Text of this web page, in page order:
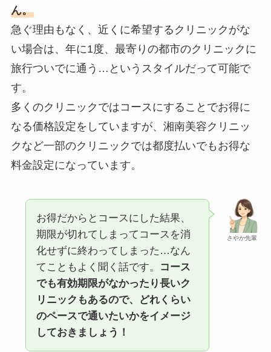
ん。
急ぐ理由もなく、近くに希望するクリニックがな
い場合は、年に1度、最寄りの都市のクリニックに
旅行ついでに通う…というスタイルだって可能で
す。
多くのクリニックではコースにすることでお得に
なる価格設定をしていますが、湘南美容クリニッ
クなど一部のクリニックでは都度払いでもお得な
料金設定になっています。
さやか先輩
お得だからとコースにした結果、
期限が切れてしまってコースを消
化せずに終わってしまった…なん
てこともよく聞く話です。
コース
でも有効期限がなかったり長いク
リニックもあるので、どれくらい
のペースで通いたいかをイメージ
しておきましょう！